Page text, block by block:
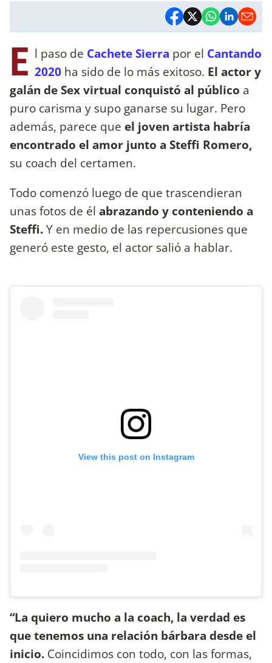
E l paso de Cachete Sierra por el Cantando
2020 ha sido de lo más exitoso. El actor y
galán de Sex virtual conquistó al público a
puro carisma y supo ganarse su lugar. Pero
además, parece que el joven artista habría
encontrado el amor junto a Steffi Romero,
su coach del certamen.
Todo comenzó luego de que trascendieran
unas fotos de él abrazando y conteniendo a
Steffi.Y en medio de las repercusiones que
generó este gesto, el actor salió a hablar.
View this post on Instagram
“La quiero mucho a la coach, la verdad es
que tenemos una relación bárbara desde el
inicio. Coincidimos con todo, con las formas,